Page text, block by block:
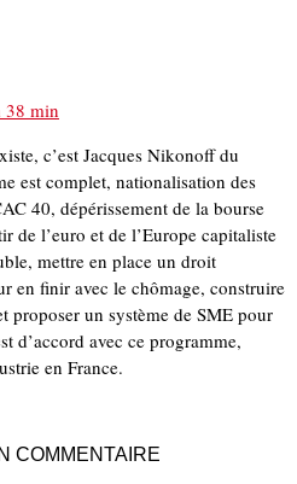
38 min
c’est Jacques Nikonoff du
est complet, nationalisation des
40, dépérissement de la bourse
de l’euro et de l’Europe capitaliste
mettre en place un droit
en finir avec le chômage, construire
proposer un système de SME pour
d’accord avec ce programme,
en France.
COMMENTAIRE